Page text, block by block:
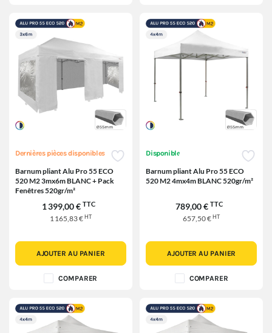
Dernières pièces disponibles
Barnum pliant Alu Pro 55 ECO
520 M2 3mx6m BLANC + Pack
Fenêtres 520gr/m²
1 399,00 € TTC
1 165,83 €HT
AJOUTER AU PANIER
COMPARER
Disponible
Barnum pliant Alu Pro 55 ECO
520 M2 4mx4m BLANC 520gr/m²
789,00 € TTC
657,50 €HT
AJOUTER AU PANIER
COMPARER